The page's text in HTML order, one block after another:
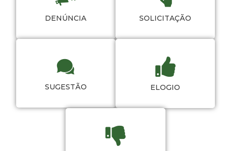
DENÚNCIA SOLICITAÇÃO
SUGESTÃO ELOGIO